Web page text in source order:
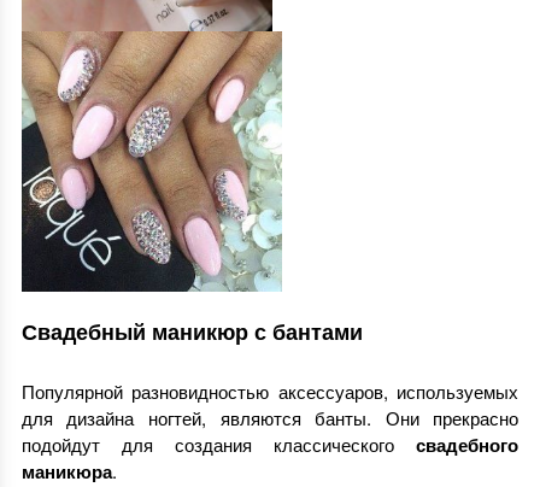
Свадебный маникюр с бантами
Популярной разновидностью аксессуаров, используемых
для дизайна ногтей, являются банты. Они прекрасно
подойдут для создания классическогосвадебного
маникюра.